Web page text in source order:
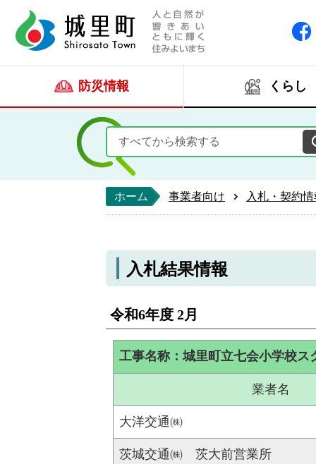
防災情報 くらし
ホーム 事業者向け 入札・契約
入札結果情報
令和6年度 2月
工事名称：城里町立七会小学校ス
業者名
大洋交通㈱
茨城交通㈱ 茨大前営業所